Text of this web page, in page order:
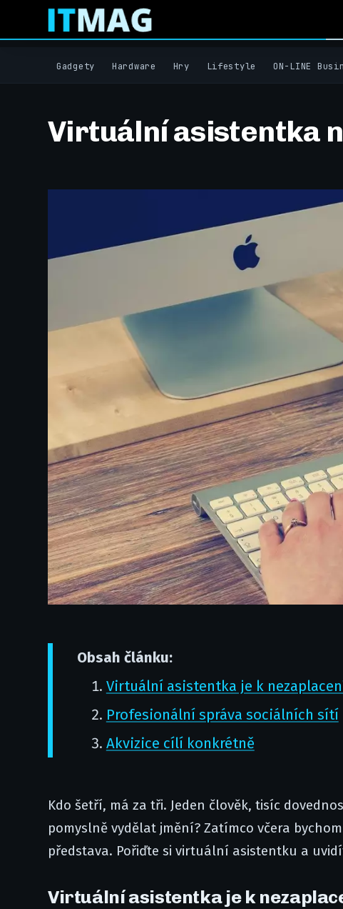
Gadgety Hardware Hry Lifestyle ON-LINE
Virtuální asistentka
Obsah článku:
​Virtuální asistentka je k
​Profesionální správa sociálních sítí
​Akvizice cílí konkrétně
Kdo šetří, má za tři. Jeden člověk, tisíc
pomyslně vydělat jmění? Zatímco včera
představa. Pořiďte si virtuální asistentku a
​Virtuální asistentka je k